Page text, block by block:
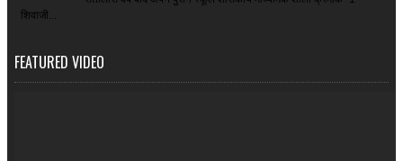
शिवाजी...
FEATURED VIDEO